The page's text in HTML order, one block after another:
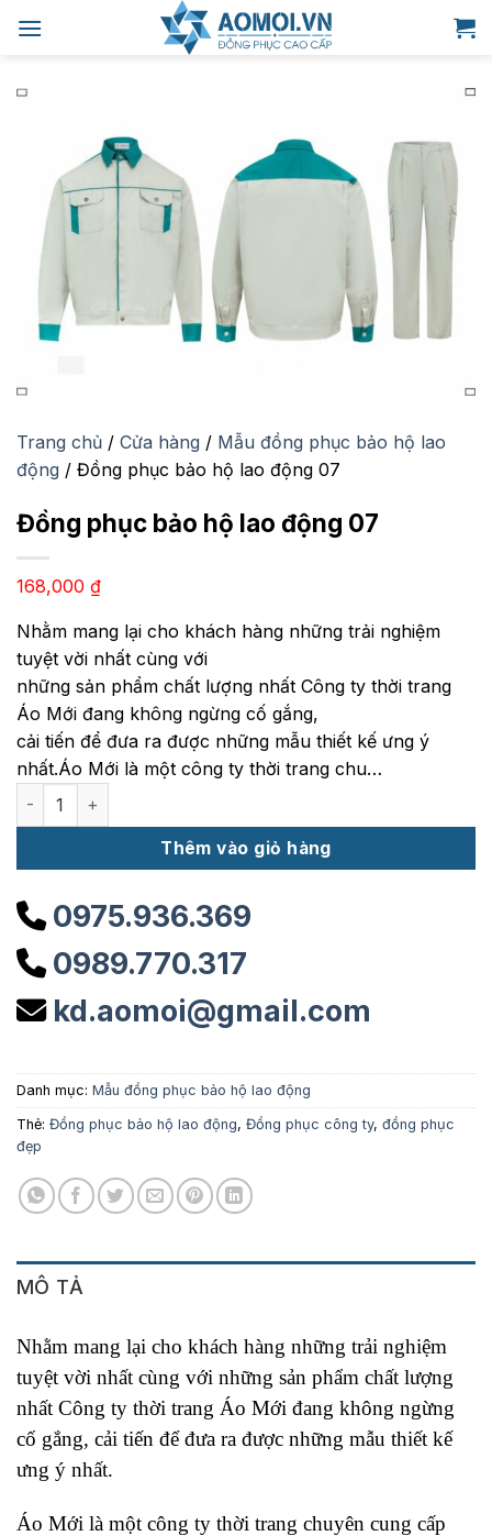
qua
dung
Trang chủ / Cửa hàng / Mẫu đồng phục bảo hộ lao
động / Đồng phục bảo hộ lao động 07
Đồng phục bảo hộ lao động 07
168,000 ₫
Nhằm mang lại cho khách hàng những trải nghiệm
tuyệt vời nhất cùng với
những sản phẩm chất lượng nhất Công ty thời trang
Áo Mới đang không ngừng cố gắng,
cải tiến để đưa ra được những mẫu thiết kế ưng ý
nhất.Áo Mới là một công ty thời trang chu…
Đồng phục bảo hộ lao động 07 số lượng
Thêm vào giỏ hàng
0975.936.369
0989.770.317
kd.aomoi@gmail.com
Danh mục: Mẫu đồng phục bảo hộ lao động
Thẻ: Đồng phục bảo hộ lao động, Đồng phục công ty, đồng phục
đẹp
MÔ TẢ
Nhằm mang lại cho khách hàng những trải nghiệm
tuyệt vời nhất cùng với những sản phẩm chất lượng
nhất Công ty thời trang Áo Mới đang không ngừng
cố gắng, cải tiến để đưa ra được những mẫu thiết kế
ưng ý nhất.
Áo Mới là một công ty thời trang chuyên cung cấp